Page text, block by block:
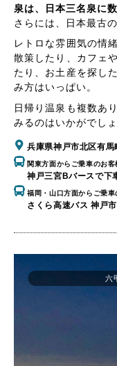
泉は、日本三名泉に
さらには、日本最古
レトロな雰囲気の情
散策したり、カフェ
たり、お土産を探し
み方はいっぱい。
日帰り温泉も複数あ
みるのはいかがでしょ
兵庫県神戸市北区有馬
関東方面からご乗車のお客
神戸三宮Bバースで下
福岡・山口方面からご乗車
さくら高速バス 神戸
六